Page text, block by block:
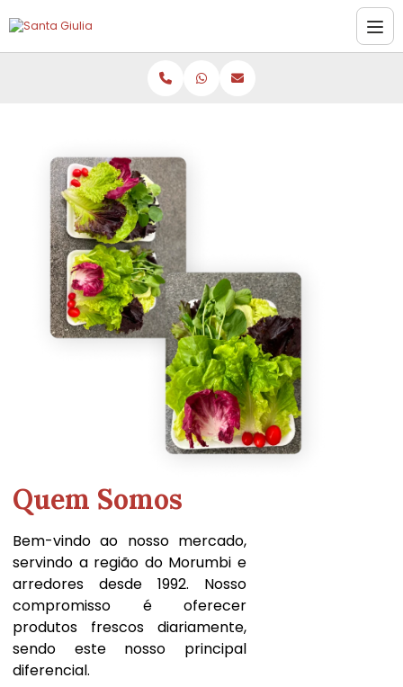
Quem Somos
Bem-vindo ao nosso mercado,
servindo a região do Morumbi e
arredores desde 1992. Nosso
compromisso é oferecer
produtos frescos diariamente,
sendo este nosso principal
diferencial.